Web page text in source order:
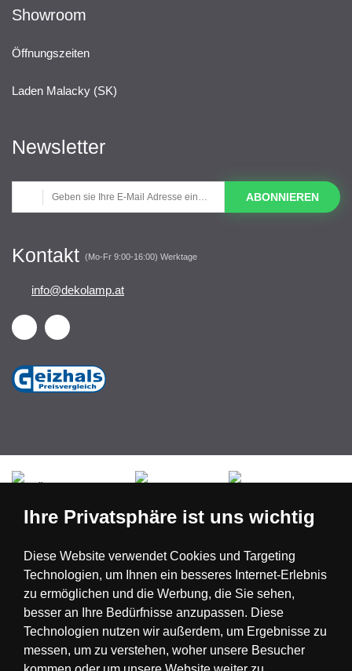
Showroom
Öffnungszeiten
Laden Malacky (SK)
Newsletter
ABONNIEREN
Kontakt (Mo-Fr 9:00-16:00) Werktage
info@dekolamp.at
Nederland
Ihre Privatsphäre ist uns wichtig
Diese Website verwendet Cookies und Targeting
Technologien, um Ihnen ein besseres Internet-Erlebnis
zu ermöglichen und die Werbung, die Sie sehen,
besser an Ihre Bedürfnisse anzupassen. Diese
Technologien nutzen wir außerdem, um Ergebnisse zu
messen, um zu verstehen, woher unsere Besucher